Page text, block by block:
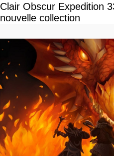
Clair Obscur Expedition
nouvelle collection